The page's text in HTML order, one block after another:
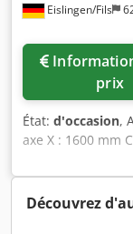
Eislingen/Fils
prix
État: d'occasion,
axe X : 1600 mm
: 630 mm
6000 mm/min
Plage de
Découvrez